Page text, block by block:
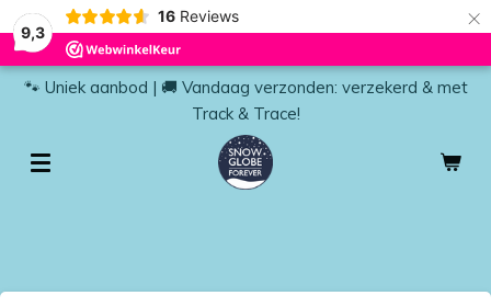
9,3
16 Reviews ×
🐾 Uniek aanbod | 🚚 Vandaag verzonden: verzekerd & met
Track & Trace!